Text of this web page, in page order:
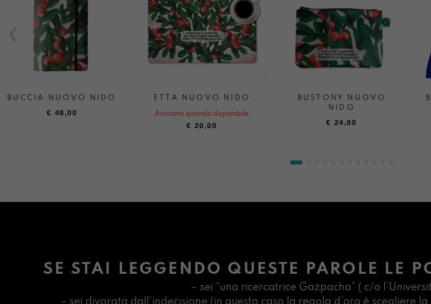
BUCCIA NUOVO NIDO
€ 48,00
ETTA NUOVO NIDO
Avvisami quando disponibile
€ 20,00
BUSTONY NUOVO
NIDO
€ 24,00
SE STAI LEGGENDO QUESTE PAROLE LE
– sei “una ricercatrice Gazpacha” ( c/o
– sei divorata dall’indecisione (in questo caso la regola d’oro è scegliere